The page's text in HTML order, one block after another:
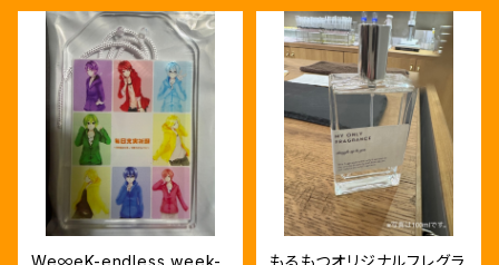
We∞eK-endless week-
もるもつオリジナルフレグラ